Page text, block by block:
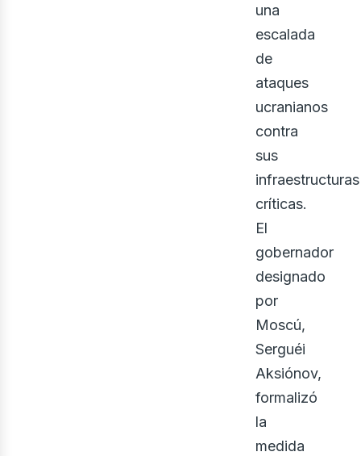
una
escalada
de
ataques
ucranianos
contra
sus
infraestructuras
críticas.
El
gobernador
designado
por
Moscú,
Serguéi
Aksiónov,
formalizó
la
medida